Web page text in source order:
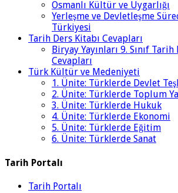
Osmanlı Kültür ve Uygarlığı
Yerleşme ve Devletleşme
Türkiyesi
Tarih Ders Kitabı Cevapları
Biryay Yayınları 9. Sınıf
Cevapları
Türk Kültür ve Medeniyeti
1. Ünite: Türklerde Devlet
2. Ünite: Türklerde Toplum
3. Ünite: Türklerde Hukuk
4. Ünite: Türklerde Ekonomi
5. Ünite: Türklerde Eğitim
6. Ünite: Türklerde Sanat
Tarih Portalı
Tarih Portalı